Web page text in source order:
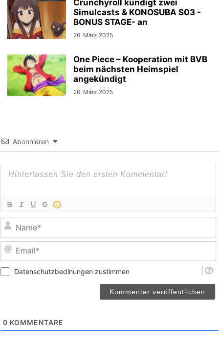
Crunchyroll kündigt zwei
Simulcasts & KONOSUBA S03 -
BONUS STAGE- an
26. März 2025
One Piece – Kooperation mit BVB
beim nächsten Heimspiel
angekündigt
26. März 2025
Abonnieren
Datenschutzbedinungen zustimmen
0 KOMMENTARE